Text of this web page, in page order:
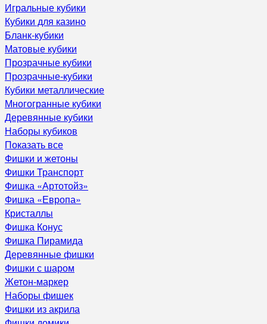
Игральные кубики
Кубики для казино
Бланк-кубики
Матовые кубики
Прозрачные кубики
Прозрачные-кубики
Кубики металлические
Многогранные кубики
Деревянные кубики
Наборы кубиков
Показать все
Фишки и жетоны
Фишки Транспорт
Фишка «Артотойз»
Фишка «Европа»
Кристаллы
Фишка Конус
Фишка Пирамида
Деревянные фишки
Фишки с шаром
Жетон-маркер
Наборы фишек
Фишки из акрила